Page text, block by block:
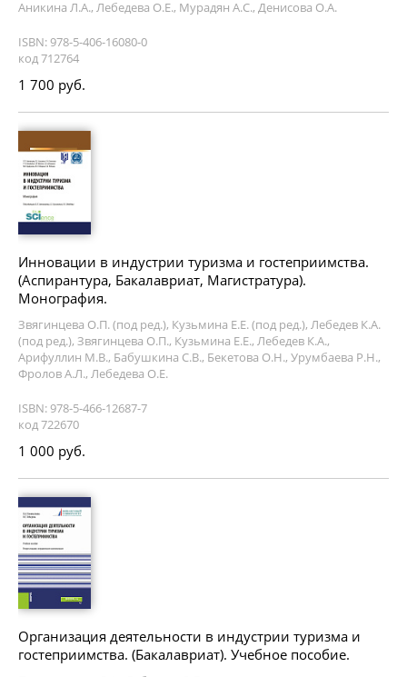
Аникина Л.А., Лебедева О.Е., Мурадян А.С., Денисова О.А.
ISBN: 978-5-406-16080-0
код 712764
1 700 руб.
Инновации в индустрии туризма и гостеприимства.
(Аспирантура, Бакалавриат, Магистратура).
Монография.
Звягинцева О.П. (под ред.), Кузьмина Е.Е. (под ред.), Лебедев К.А.
(под ред.), Звягинцева О.П., Кузьмина Е.Е., Лебедев К.А.,
Арифуллин М.В., Бабушкина С.В., Бекетова О.Н., Урумбаева Р.Н.,
Фролов А.Л., Лебедева О.Е.
ISBN: 978-5-466-12687-7
код 722670
1 000 руб.
Организация деятельности в индустрии туризма и
гостеприимства. (Бакалавриат). Учебное пособие.